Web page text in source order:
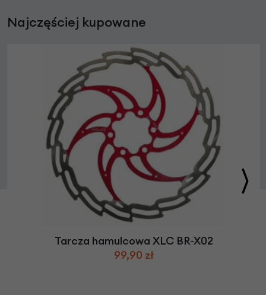
Najczęściej kupowane
Tarcza hamulcowa XLC BR-X02
99,90 zł